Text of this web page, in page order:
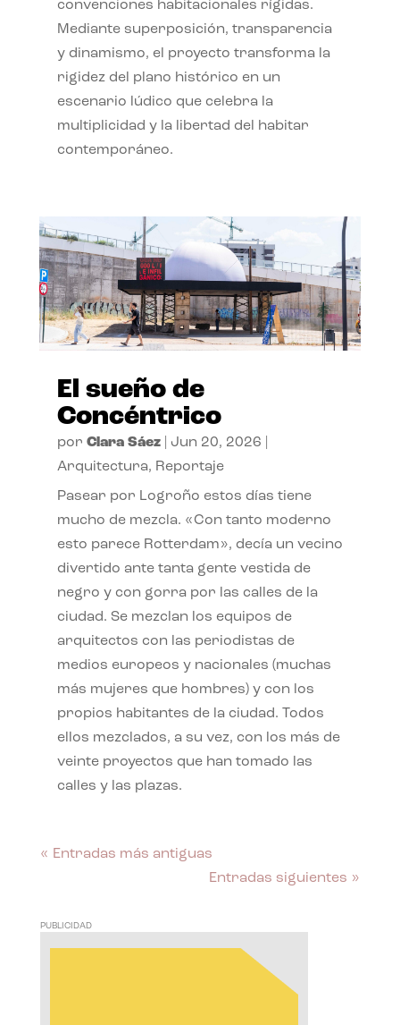
convenciones habitacionales rígidas.
Mediante superposición, transparencia
y dinamismo, el proyecto transforma la
rigidez del plano histórico en un
escenario lúdico que celebra la
multiplicidad y la libertad del habitar
contemporáneo.
El sueño de
Concéntrico
por Clara Sáez| Jun 20, 2026
Arquitectura, Reportaje
Pasear por Logroño estos días tiene
mucho de mezcla. «Con tanto moderno
esto parece Rotterdam», decía un vecino
divertido ante tanta gente vestida de
negro y con gorra por las calles de la
ciudad. Se mezclan los equipos de
arquitectos con las periodistas de
medios europeos y nacionales (muchas
más mujeres que hombres) y con los
propios habitantes de la ciudad. Todos
ellos mezclados, a su vez, con los más de
veinte proyectos que han tomado las
calles y las plazas.
« Entradas más antiguas
Entradas siguientes »
PUBLICIDAD